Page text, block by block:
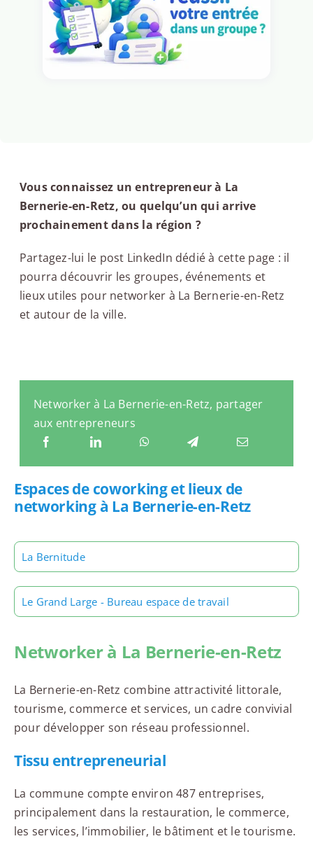
Vous connaissez un entrepreneur à La
Bernerie-en-Retz, ou quelqu’un qui arrive
prochainement dans la région ?
Partagez-lui le post LinkedIn dédié à cette page : il
pourra découvrir les groupes, événements et
lieux utiles pour networker à La Bernerie-en-Retz
et autour de la ville.
Networker à La Bernerie-en-Retz, partager
aux entrepreneurs
Espaces de coworking et lieux de
networking à La Bernerie-en-Retz
La Bernitude
Le Grand Large - Bureau espace de travail
Networker à La Bernerie-en-Retz
La Bernerie-en-Retz combine attractivité littorale,
tourisme, commerce et services, un cadre convivial
pour développer son réseau professionnel.
Tissu entrepreneurial
La commune compte environ 487 entreprises,
principalement dans la restauration, le commerce,
les services, l’immobilier, le bâtiment et le tourisme.